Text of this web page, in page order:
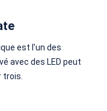
est l’un des
avec des LED peut
trois.